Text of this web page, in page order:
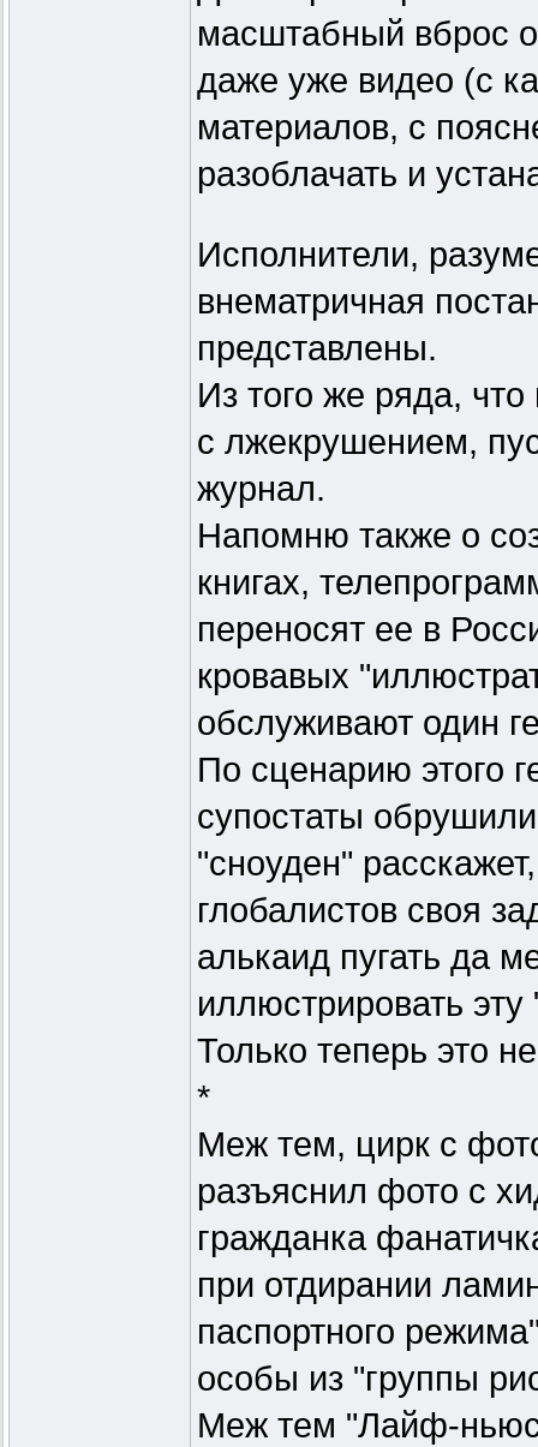
масштабный вброс
даже уже видео (с
материалов, с
разоблачать и
Исполнители,
внематричная
представлены.
Из того же ряда,
с лжекрушением,
журнал.
Напомню также о
книгах,
переносят ее в
кровавых
обслуживают один
По сценарию этого
супостаты
"сноуден"
глобалистов своя
алькаид пугать да
иллюстрировать
Только теперь это
*
Меж тем, цирк с
разъяснил фото с
гражданка
при отдирании
паспортного
особы из "группы
Меж тем "Лайф-